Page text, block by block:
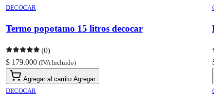
DECOCAR
Termo popotamo 15 litros decocar
(0)
$ 179.000 (IVA Incluido)
Agregar al carrito Agregar
DECOCAR
$